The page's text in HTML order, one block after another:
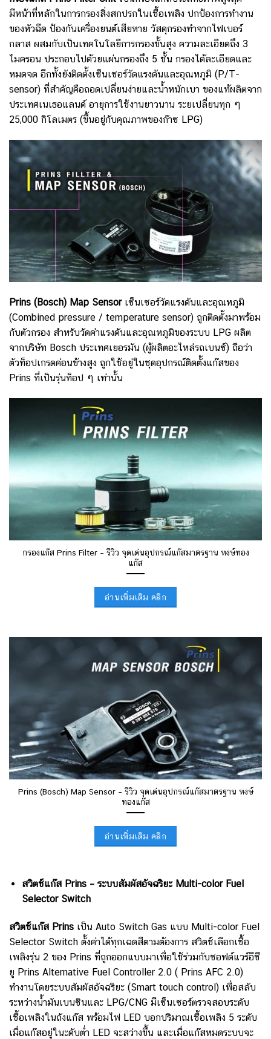
มีหน้าที่หลักในการกรองสิ่งสกปรกในเชื้อเพลิง ปกป้องการทำงาน
ของหัวฉีด ป้องกันเครื่องยนต์เสียหาย วัสดุกรองทำจากไฟเบอร์
กลาส ผสมกับเป็นเทคโนโลยีการกรองขั้นสูง ความละเอียดถึง 3
ไมครอน ประกอบไปด้วยแผ่นกรองถึง 5 ชั้น กรองได้ละเอียดและ
หมดจด อีกทั้งยังติดตั้งเซ็นเซอร์วัดแรงดันและอุณหภูมิ (P/T-
sensor) ที่สำคัญคือถอดเปลี่ยนง่ายและน้ำหนักเบา ของแท้ผลิตจาก
ประเทศเนเธอแลนด์ อายุการใช้งานยาวนาน ระยเปลี่ยนทุก ๆ
25,000 กิโลเมตร (ขึ้นอยู่กับคุณภาพของก๊าซ LPG)
Prins (Bosch) Map Sensor เซ็นเซอร์วัดแรงดันและอุณหภูมิ
(Combined pressure / temperature sensor) ถูกติดตั้งมาพร้อม
กับตัวกรอง สำหรับวัดค่าแรงดันและอุณหภูมิของระบบ LPG ผลิต
จากบริษัท Bosch ประเทศเยอรมัน (ผู้ผลิตอะไหล่รถเบนซ์) ถือว่า
ตัวท็อปเกรดค่อนข้างสูง ถูกใช้อยู่ในชุดอุปกรณ์ติดตั้งแก๊สของ
Prins ที่เป็นรุ่นท็อป ๆ เท่านั้น
กรองแก๊ส Prins Filter – รีวิว จุดเด่นอุปกรณ์แก๊สมาตรฐาน หงษ์ทอง
แก๊ส
อ่านเพิ่มเติม คลิก
Prins (Bosch) Map Sensor – รีวิว จุดเด่นอุปกรณ์แก๊สมาตรฐาน หงษ์
ทองแก๊ส
อ่านเพิ่มเติม คลิก
สวิตช์แก๊ส Prins – ระบบสัมผัสอัจฉริยะ Multi-color Fuel
Selector Switch
สวิตช์แก๊ส Prins เป็น Auto Switch Gas แบบ Multi-color Fuel
Selector Switch ตั้งค่าได้ทุกเฉดสีตามต้องการ สวิตช์เลือกเชื้อ
เพลิงรุ่น 2 ของ Prins ที่ถูกออกแบบมาเพื่อใช้ร่วมกับซอฟต์แวร์อีซี
ยู Prins Alternative Fuel Controller 2.0 ( Prins AFC 2.0)
ทำงานโดยระบบสัมผัสอัจฉริยะ (Smart touch control) เพื่อสลับ
ระหว่างน้ำมันเบนซินและ LPG/CNG มีเซ็นเซอร์ตรวจสอบระดับ
เชื้อเพลิงในถังแก๊ส พร้อมไฟ LED บอกปริมาณเชื้อเพลิง 5 ระดับ
เมื่อแก๊สอยู่ในะดับต่ำ LED จะสว่างขึ้น และเมื่อแก๊สหมดระบบจะ